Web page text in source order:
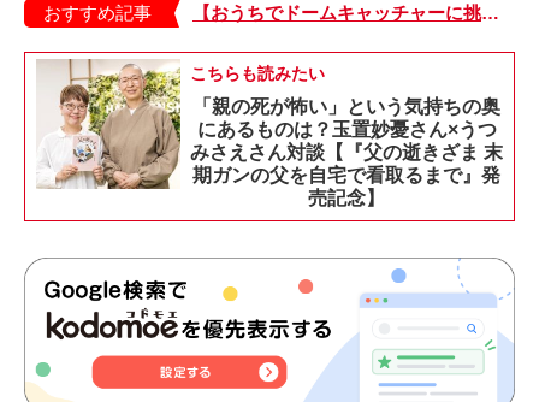
おすすめ記事
【おうちでドームキャッチャーに挑戦だ】アンパンマン わくわくドームキャッチャー
こちらも読みたい
「親の死が怖い」という気持ちの奥
にあるものは？玉置妙憂さん×うつ
みさえさん対談【『父の逝きざま 末
期ガンの父を自宅で看取るまで』発
売記念】